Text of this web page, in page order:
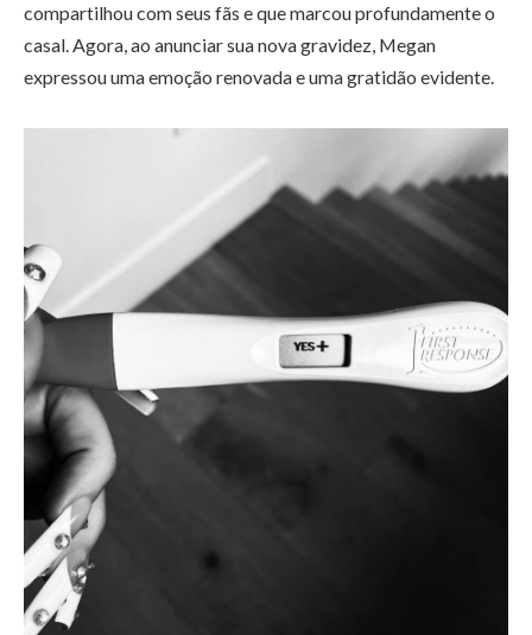
compartilhou com seus fãs e que marcou profundamente o
casal. Agora, ao anunciar sua nova gravidez, Megan
expressou uma emoção renovada e uma gratidão evidente.